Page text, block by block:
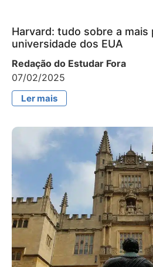
Harvard: tudo sobre a mais
universidade dos EUA
Redação do Estudar Fora
07/02/2025
Ler mais